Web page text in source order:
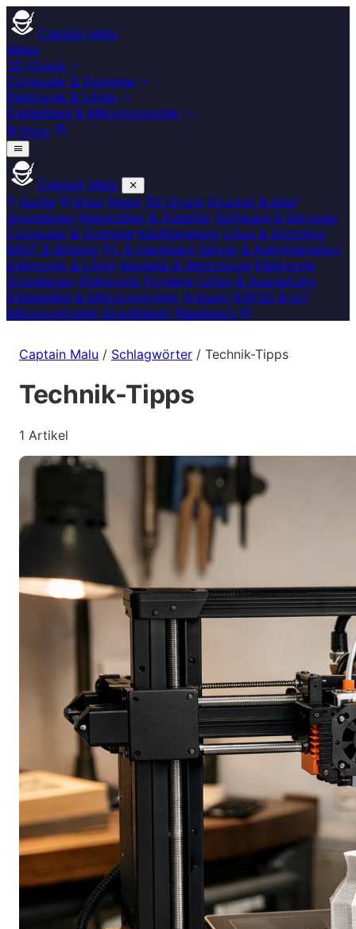
Captain Malu
News
3D-Druck
Computer & Systeme
Elektronik & Löten
Embedded & Mikrocontroller
Shop
Captain Malu
Suche
Shop News 3D-Druck Drucker & Kauf
Grundlagen Materialien & Zubehör Software & Services
Computer & Systeme Kaufberatung Linux & Scripting
MINT & Bildung PC & Hardware Server & Administration
Elektronik & Löten Bauteile & Werkzeuge Elektronik
Grundlagen Elektronik Projekte Löten & Ausrüstung
Embedded & Mikrocontroller Arduino ESP32 & IoT
Mikrocontroller Grundlagen Raspberry Pi
Captain Malu / Schlagwörter / Technik-Tipps
Technik-Tipps
1 Artikel